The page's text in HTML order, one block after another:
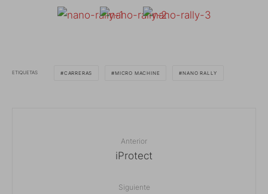
ETIQUETAS CARRERAS MICRO MACHINE NANO RALLY
Anterior
iProtect
Siguiente